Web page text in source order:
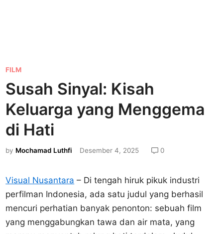
P
o
s
e
d
i
FILM
Susah Sinyal: Kisah
Keluarga yang Menggema
di Hati
by Mochamad Luthfi Desember 4, 2025 0
Visual Nusantara – Di tengah hiruk pikuk industri
perfilman Indonesia, ada satu judul yang berhasil
mencuri perhatian banyak penonton: sebuah film
yang menggabungkan tawa dan air mata, yang